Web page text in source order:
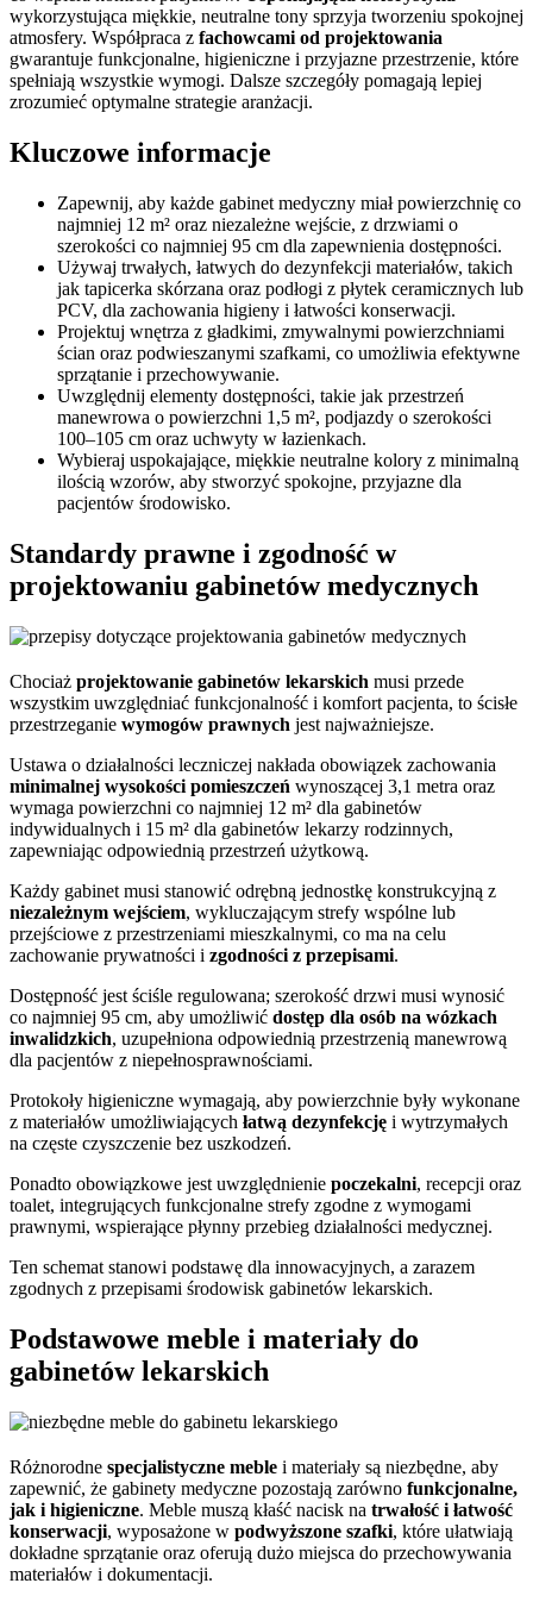
wykorzystująca miękkie, neutralne tony sprzyja tworzeniu spokojnej
atmosfery. Współpraca z fachowcami od projektowania
gwarantuje funkcjonalne, higieniczne i przyjazne przestrzenie, które
spełniają wszystkie wymogi. Dalsze szczegóły pomagają lepiej
zrozumieć optymalne strategie aranżacji.
Kluczowe informacje
Zapewnij, aby każde gabinet medyczny miał powierzchnię co
najmniej 12 m² oraz niezależne wejście, z drzwiami o
szerokości co najmniej 95 cm dla zapewnienia dostępności.
Używaj trwałych, łatwych do dezynfekcji materiałów, takich
jak tapicerka skórzana oraz podłogi z płytek ceramicznych lub
PCV, dla zachowania higieny i łatwości konserwacji.
Projektuj wnętrza z gładkimi, zmywalnymi powierzchniami
ścian oraz podwieszanymi szafkami, co umożliwia efektywne
sprzątanie i przechowywanie.
Uwzględnij elementy dostępności, takie jak przestrzeń
manewrowa o powierzchni 1,5 m², podjazdy o szerokości
100–105 cm oraz uchwyty w łazienkach.
Wybieraj uspokajające, miękkie neutralne kolory z minimalną
ilością wzorów, aby stworzyć spokojne, przyjazne dla
pacjentów środowisko.
Standardy prawne i zgodność w
projektowaniu gabinetów medycznych
Chociaż projektowanie gabinetów lekarskich musi przede
wszystkim uwzględniać funkcjonalność i komfort pacjenta, to ścisłe
przestrzeganie wymogów prawnych jest najważniejsze.
Ustawa o działalności leczniczej nakłada obowiązek zachowania
minimalnej wysokości pomieszczeń wynoszącej 3,1 metra oraz
wymaga powierzchni co najmniej 12 m² dla gabinetów
indywidualnych i 15 m² dla gabinetów lekarzy rodzinnych,
zapewniając odpowiednią przestrzeń użytkową.
Każdy gabinet musi stanowić odrębną jednostkę konstrukcyjną z
niezależnym wejściem, wykluczającym strefy wspólne lub
przejściowe z przestrzeniami mieszkalnymi, co ma na celu
zachowanie prywatności i zgodności z przepisami.
Dostępność jest ściśle regulowana; szerokość drzwi musi wynosić
co najmniej 95 cm, aby umożliwić dostęp dla osób na wózkach
inwalidzkich, uzupełniona odpowiednią przestrzenią manewrową
dla pacjentów z niepełnosprawnościami.
Protokoły higieniczne wymagają, aby powierzchnie były wykonane
z materiałów umożliwiających łatwą dezynfekcję i wytrzymałych
na częste czyszczenie bez uszkodzeń.
Ponadto obowiązkowe jest uwzględnienie poczekalni, recepcji oraz
toalet, integrujących funkcjonalne strefy zgodne z wymogami
prawnymi, wspierające płynny przebieg działalności medycznej.
Ten schemat stanowi podstawę dla innowacyjnych, a zarazem
zgodnych z przepisami środowisk gabinetów lekarskich.
Podstawowe meble i materiały do
gabinetów lekarskich
Różnorodne specjalistyczne meble i materiały są niezbędne, aby
zapewnić, że gabinety medyczne pozostają zarówno funkcjonalne,
jak i higieniczne. Meble muszą kłaść nacisk na trwałość i łatwość
konserwacji, wyposażone w podwyższone szafki, które ułatwiają
dokładne sprzątanie oraz oferują dużo miejsca do przechowywania
materiałów i dokumentacji.